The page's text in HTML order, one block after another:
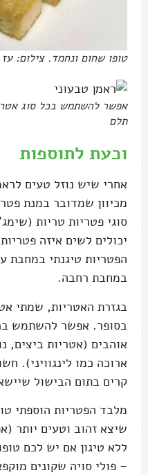
טופו שחום ונחמד. צילום:
אפשר להשתמש בכל סוג
תלם
וכעת לתוספות
אחרי שיש נוזל טעים
מכיוון שמדובר במנת
סוגי פטריות טריות
יכולים לשים איזה
הפטריות טיגנתי
במחבת רחבה.
בגזרת האטריות, שמתי
בסופר. אפשר להשתמש
אוהבים (אטריות ביצים,
ארוכה כמו לינגוויני).
קרים בתום הבישול
מלבד הפטריות הוספתי
שיצא זהוב וטעים יותר
ללא טיגון אם יש לכם
– פולי סויה שקונים